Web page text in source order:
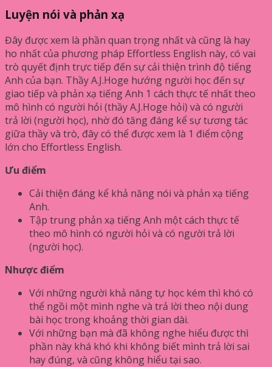
Luyện nói và phản xạ
Đây được xem là phần quan trọng nhất và cũng là hay
ho nhất của phương pháp Effortless English này, có vai
trò quyết định trực tiếp đến sự cải thiện trình độ tiếng
Anh của bạn. Thầy A.J.Hoge hướng người học đến sự
giao tiếp và phản xạ tiếng Anh 1 cách thực tế nhất theo
mô hình có người hỏi (thầy A.J.Hoge hỏi) và có người
trả lời (người học), nhờ đó tăng đáng kể sự tương tác
giữa thầy và trò, đây có thể được xem là 1 điểm cộng
lớn cho Effortless English.
Ưu điểm
Cải thiện đáng kể khả năng nói và phản xạ tiếng
Anh.
Tập trung phản xạ tiếng Anh một cách thực tế
theo mô hình có người hỏi và có người trả lời
(người học).
Nhược điểm
Với những người khả năng tự học kém thì khó có
thể ngồi một mình nghe và trả lời theo nội dung
bài học trong khoảng thời gian dài.
Với những bạn mà đã không nghe hiểu được thì
phần này khá khó khi không biết mình trả lời sai
hay đúng, và cũng không hiểu tại sao.